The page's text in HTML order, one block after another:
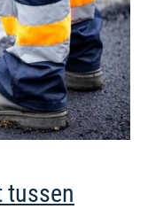
tussen